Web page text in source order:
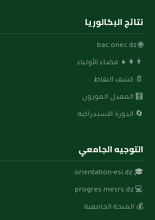
نتائج البكالوريا
🌐 bac.onec.dz
👨‍👩‍👧 فضاء الأولياء
📄 كشف النقاط
🧮 المعدل الموزون
🔄 الدورة الاستدراكية
التوجيه الجامعي
🎓 orientation-esi.dz
💻 progres.mesrs.dz
💰 المنحة الجامعية